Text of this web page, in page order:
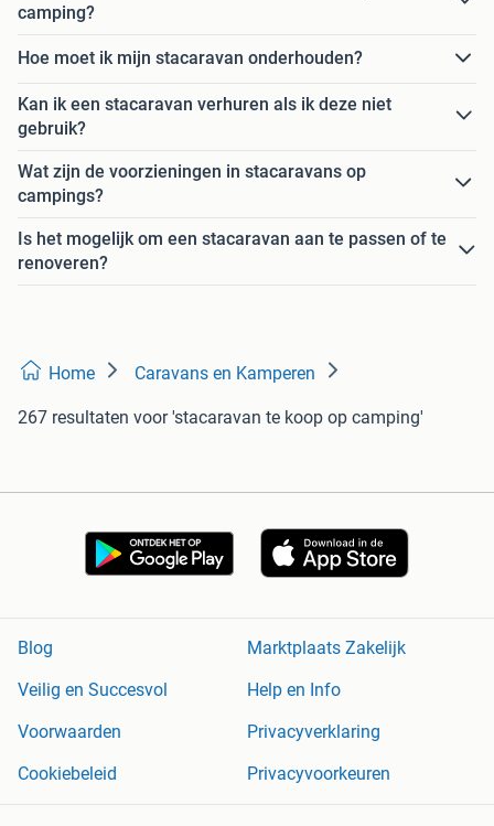
camping?
Hoe moet ik mijn stacaravan onderhouden?
Kan ik een stacaravan verhuren als ik deze niet
gebruik?
Wat zijn de voorzieningen in stacaravans op
campings?
Is het mogelijk om een stacaravan aan te passen of te
renoveren?
Home Caravans en Kamperen
267 resultaten voor 'stacaravan te koop op camping'
Blog
Marktplaats Zakelijk
Veilig en Succesvol
Help en Info
Voorwaarden
Privacyverklaring
Cookiebeleid
Privacyvoorkeuren